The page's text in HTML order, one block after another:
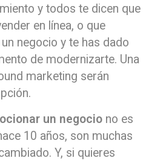
y todos te dicen que
en línea, o que
negocio y te has dado
de modernizarte. Una
marketing serán
un negocio no es
10 años, son muchas
Y, si quieres